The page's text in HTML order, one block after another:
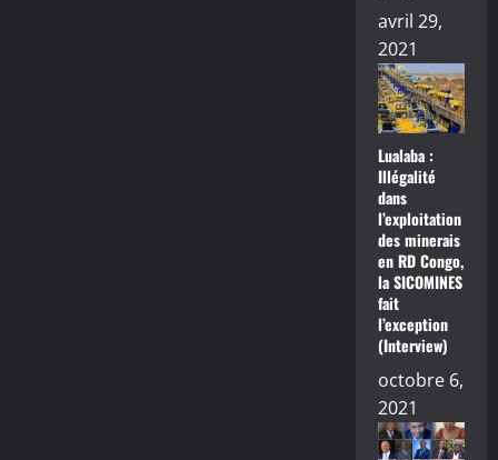
avril 29,
2021
Lualaba :
Illégalité
dans
l’exploitation
des minerais
en RD Congo,
la SICOMINES
fait
l’exception
(Interview)
octobre 6,
2021